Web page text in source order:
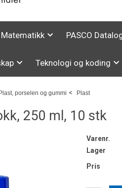
Matematikk PASCO
Teknologi og koding
Plast, porselen og gummi < Plast
250 ml, 10 stk
Varenr.
Lager
Pris